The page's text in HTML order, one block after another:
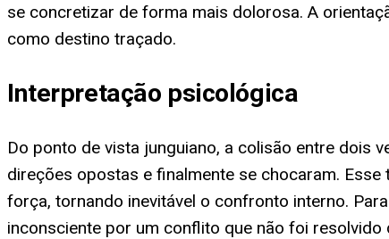
se concretizar de forma mais dolorosa. A
como destino traçado.
Interpretação psicológica
Do ponto de vista junguiano, a colisão entre dois
direções opostas e finalmente se chocaram.
força, tornando inevitável o confronto interno.
inconsciente por um conflito que não foi